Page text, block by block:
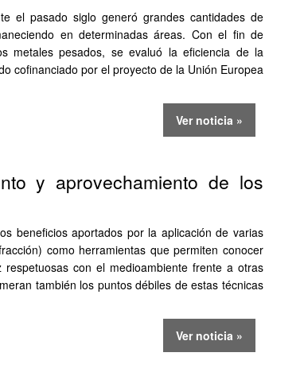
el pasado siglo generó grandes cantidades de
en determinadas áreas. Con el fin de
metales pesados, se evaluó la eficiencia de la
cofinanciado por el proyecto de la Unión Europea
Ver noticia »
y aprovechamiento de los
beneficios aportados por la aplicación de varias
como herramientas que permiten conocer
con el medioambiente frente a otras
también los puntos débiles de estas técnicas
Ver noticia »